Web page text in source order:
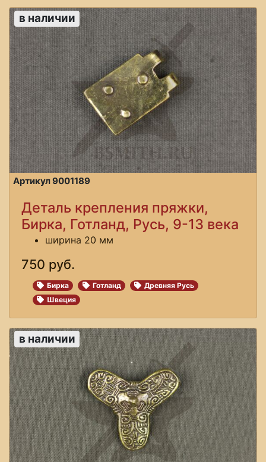
Артикул 9001189
в наличии
Деталь крепления пряжки,
Бирка, Готланд, Русь, 9-13 века
ширина 20 мм
750 руб.
Бирка Готланд
Древняя Русь
Швеция
в наличии